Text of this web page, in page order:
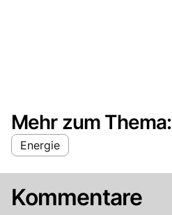
Mehr zum Thema:
Energie
Kommentare